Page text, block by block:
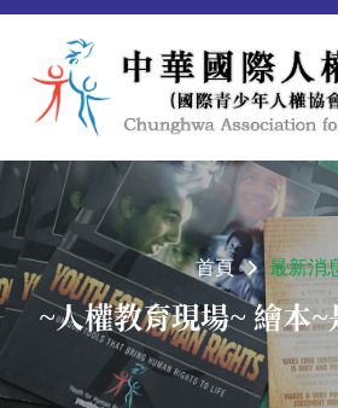
首頁 最新消
~人權教育現場~ 繪本